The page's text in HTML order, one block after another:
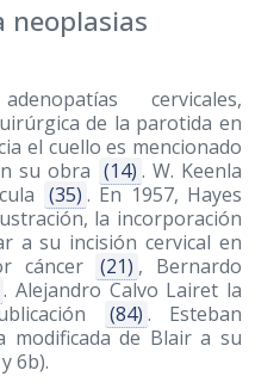
neoplasias
cervicales,
de la parotida en
el cuello es mencionado
su obra (14) . W. Keenla
(35) . En 1957, Hayes
la incorporación
a su incisión cervical en
cáncer
(21) , Bernardo
. Alejandro Calvo Lairet la
(84) . Esteban
modificada de Blair a su
6b).